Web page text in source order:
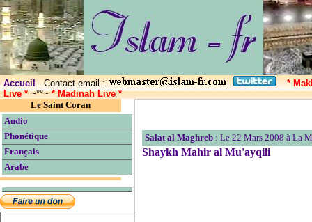
Accueil- Contact email :
*
Live *~°°~* Madinah Live *
Le Saint Coran
Audio
Phonétique
Français
Arabe
Salat al Maghreb : Le 22 Mars 2008 à La
Shaykh Mahir al Mu'ayqili